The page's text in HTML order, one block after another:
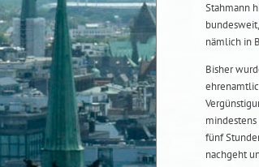
Stahmann
nämlich in
Bisher
fünf
nachgeht